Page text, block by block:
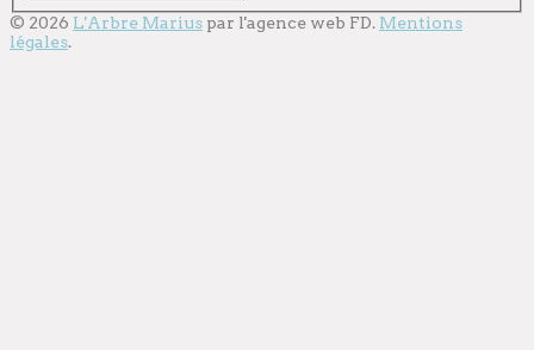
© 2026 L'Arbre Marius par l'agence web FD. Mentions
légales.